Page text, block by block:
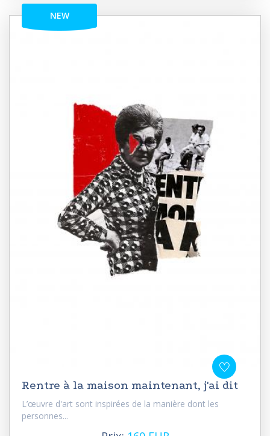
NEW
Rentre à la maison maintenant, j'ai dit
L’œuvre d'art sont inspirées de la manière dont les
personnes...